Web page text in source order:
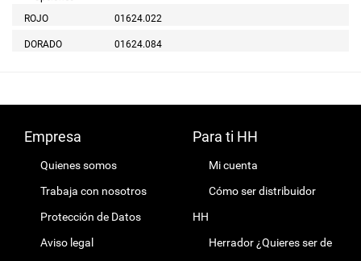
ROJO
01624.022
DORADO 01624.084
Empresa
Quienes somos
Trabaja con nosotros
Protección de Datos
Aviso legal
Para ti HH
Mi cuenta
Cómo ser distribuidor
HH
Herrador ¿Quieres ser de